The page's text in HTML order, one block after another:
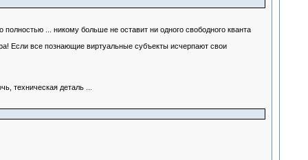
... никому больше не оставит ни одного свободного кванта
Если все познающие виртуальные субъекты исчерпают свои
техническая деталь ...